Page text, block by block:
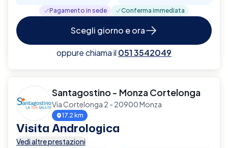
Pagamento in sede Conferma immediata
Scegli giorno e ora
oppure chiama il 051 3542049
Santagostino - Monza Cortelonga
Via Cortelonga 2 - 20900 Monza
17.2 km
Visita Andrologica
Vedi altre prestazioni